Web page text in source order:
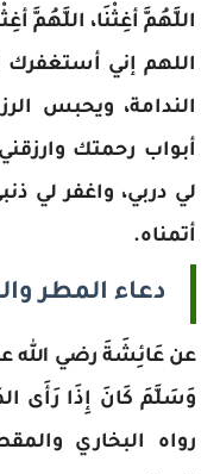
اللَّهُمَّ أغِثْنَا، اللَّهُمَّ
اللهم إني
الندامة، ويحبس
أبواب رحمتك
لي دربي، واغفر لي
أتمناه.
دعاء المطر
عن عَائِشَةَ رضي الله
وَسَلَّمَ كَانَ إِذَا رَأَى
رواه البخاري